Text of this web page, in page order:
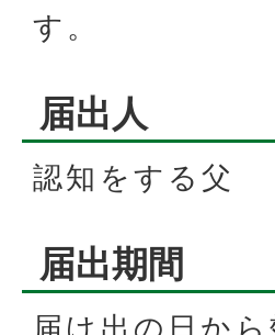
す。
届出人
認知をする父
届出期間
届け出の日か